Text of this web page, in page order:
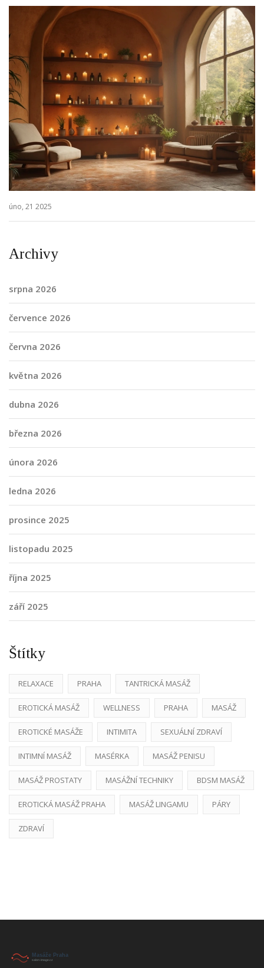
úno, 21 2025
Archivy
srpna 2026
července 2026
června 2026
května 2026
dubna 2026
března 2026
února 2026
ledna 2026
prosince 2025
listopadu 2025
října 2025
září 2025
Štítky
RELAXACE PRAHA TANTRICKÁ MASÁŽ
EROTICKÁ MASÁŽ WELLNESS PRAHA MASÁŽ
EROTICKÉ MASÁŽE INTIMITA SEXUÁLNÍ ZDRAVÍ
INTIMNÍ MASÁŽ MASÉRKA MASÁŽ PENISU
MASÁŽ PROSTATY MASÁŽNÍ TECHNIKY BDSM MASÁŽ
EROTICKÁ MASÁŽ PRAHA MASÁŽ LINGAMU PÁRY
ZDRAVÍ